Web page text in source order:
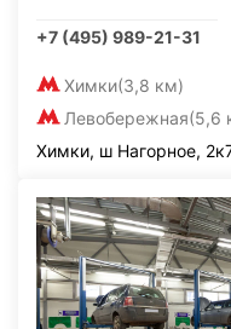
+7 (495) 989-21-31
Химки(3,8 км)
Левобережная(5,6
Химки, ш Нагорное,